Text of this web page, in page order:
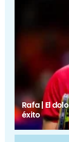
Rafa | El
éxito